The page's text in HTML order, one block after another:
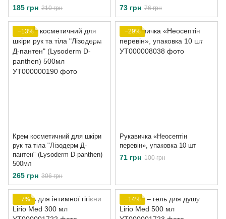
185 грн 210 грн 73 грн 76 грн
−13%
Крем косметичний для шкіри
рук та тіла "Лізодерм Д-
пантен" (Lysoderm D-panthen)
500мл
265 грн 306 грн
−29%
Рукавичка «Неосептін
перевін», упаковка 10 шт
71 грн 100 грн
−7% −14%